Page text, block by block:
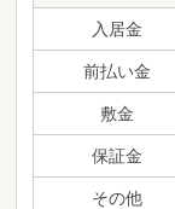
入居金
前払い金
敷金
保証金
その他